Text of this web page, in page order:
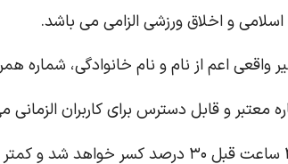
و اخلاق ورزشی الزامی می باشد.
واقعی اعم از نام و نام خانوادگی، شماره
و قابل دسترس برای کاربران الزمانی